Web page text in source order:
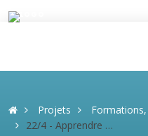
Projets Formations,
22/4 - Apprendre à apprendre le français - dimensions culturelles du langage